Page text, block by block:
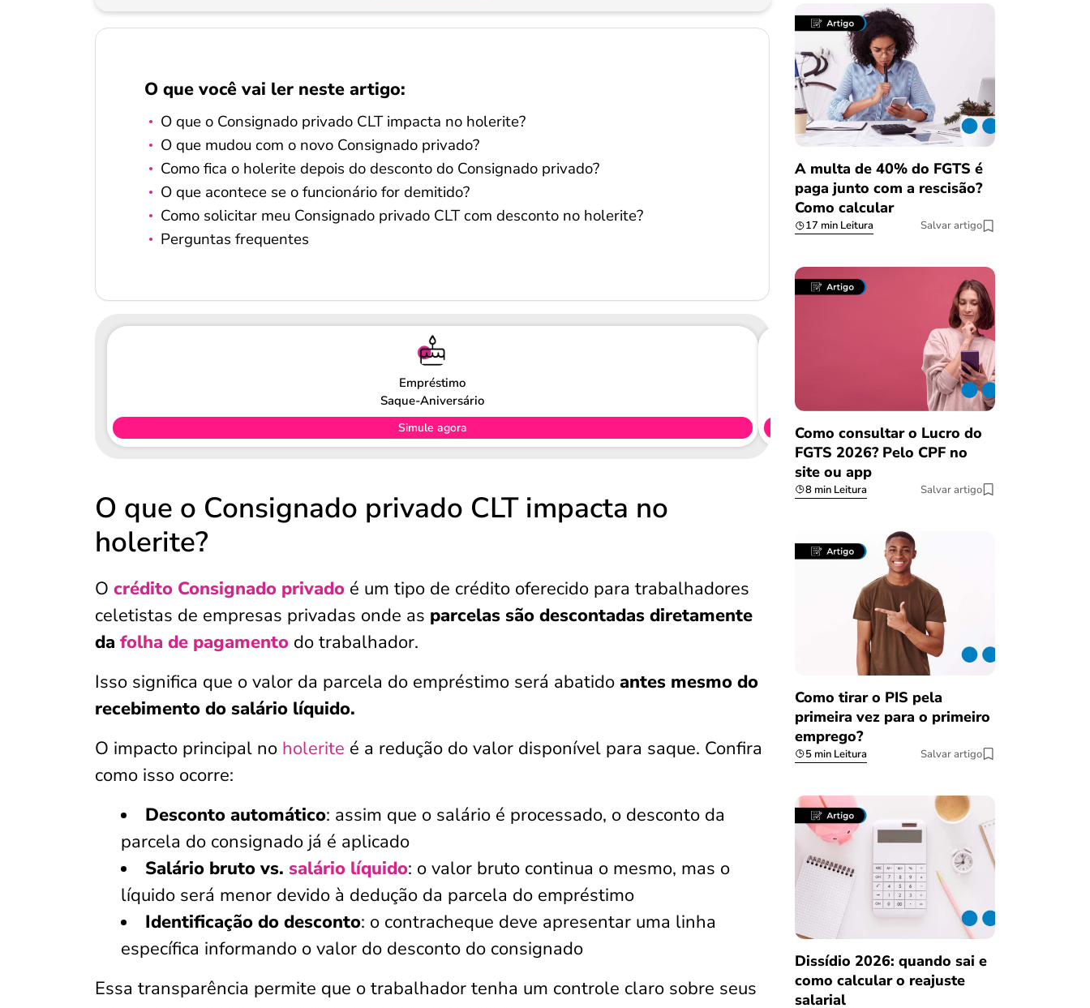
O que você vai ler neste artigo:
O que o Consignado privado CLT impacta no holerite?
O que mudou com o novo Consignado privado?
Como fica o holerite depois do desconto do Consignado privado?
O que acontece se o funcionário for demitido?
Como solicitar meu Consignado privado CLT com desconto no holerite?
Perguntas frequentes
Empréstimo
Saque-Aniversário
Simule agora
O que o Consignado privado CLT impacta no
holerite?
O crédito Consignado privado é um tipo de crédito oferecido para trabalhadores
celetistas de empresas privadas onde as parcelas são descontadas diretamente
da folha de pagamento do trabalhador.
Isso significa que o valor da parcela do empréstimo será abatido antes mesmo do
recebimento do salário líquido.
O impacto principal no holerite é a redução do valor disponível para saque. Confira
como isso ocorre:
Desconto automático: assim que o salário é processado, o desconto da
parcela do consignado já é aplicado
Salário bruto vs. salário líquido: o valor bruto continua o mesmo, mas o
líquido será menor devido à dedução da parcela do empréstimo
Identificação do desconto: o contracheque deve apresentar uma linha
específica informando o valor do desconto do consignado
Essa transparência permite que o trabalhador tenha um controle claro sobre seus
Salvar Ferramenta
A multa de 40% do FGTS é
paga junto com a rescisão?
Como calcular
17 min Leitura Salvar artigo
Como consultar o Lucro do
FGTS 2026? Pelo CPF no
site ou app
8 min Leitura Salvar artigo
Como tirar o PIS pela
primeira vez para o primeiro
emprego?
5 min Leitura Salvar artigo
Dissídio 2026: quando sai e
como calcular o reajuste
salarial